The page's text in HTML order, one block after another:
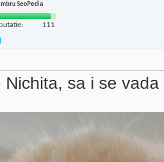
SeoPedia
111
Nichita, sa i se